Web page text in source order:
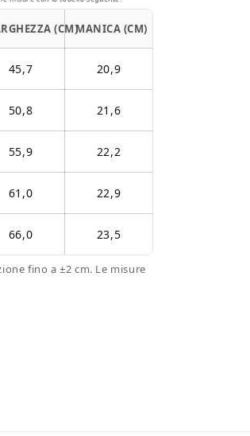
(CM)MANICA (CM)
45,7 20,9
50,8 21,6
55,9 22,2
61,0 22,9
66,0 23,5
fino a ±2 cm. Le misure